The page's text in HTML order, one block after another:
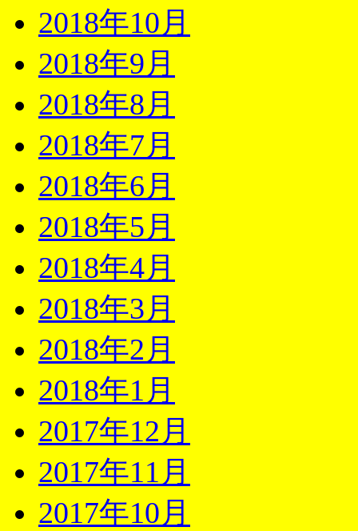
2018年10月
2018年9月
2018年8月
2018年7月
2018年6月
2018年5月
2018年4月
2018年3月
2018年2月
2018年1月
2017年12月
2017年11月
2017年10月